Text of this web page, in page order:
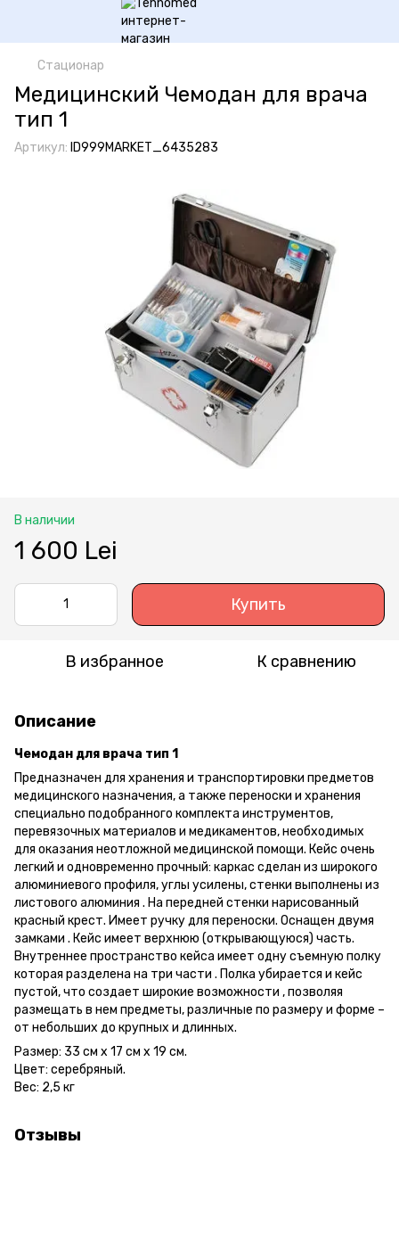
Стационар
Медицинский Чемодан для врача
тип 1
Артикул: ID999MARKET_6435283
В наличии
1 600 Lei
Купить
В избранное К сравнению
Описание
Чемодан для врача тип 1
Предназначен для хранения и транспортировки предметов
медицинского назначения, а также переноски и хранения
специально подобранного комплекта инструментов,
перевязочных материалов и медикаментов, необходимых
для оказания неотложной медицинской помощи. Кейс очень
легкий и одновременно прочный: каркас сделан из широкого
алюминиевого профиля, углы усилены, стенки выполнены из
листового алюминия . На передней стенки нарисованный
красный крест. Имеет ручку для переноски. Оснащен двумя
замками . Кейс имеет верхнюю (открывающуюся) часть.
Внутреннее пространство кейса имеет одну съемную полку
которая разделена на три части . Полка убирается и кейс
пустой, что создает широкие возможности , позволяя
размещать в нем предметы, различные по размеру и форме –
от небольших до крупных и длинных.
Размер: 33 см х 17 см х 19 см.
Цвет: серебряный.
Вес: 2,5 кг
Отзывы